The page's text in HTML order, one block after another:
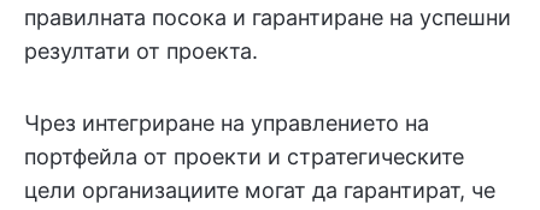
правилната посока и гарантиране на успешни
резултати от проекта.
Чрез интегриране на управлението на
портфейла от проекти и стратегическите
цели организациите могат да гарантират, че